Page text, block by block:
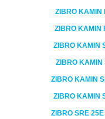
ZIBRO KAMIN
ZIBRO KAMIN
ZIBRO KAMIN
ZIBRO KAMIN
ZIBRO KAMIN
ZIBRO KAMIN
ZIBRO SRE